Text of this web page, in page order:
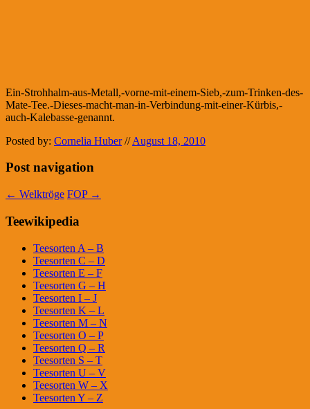
Ein-Strohhalm-aus-Metall,-vorne-mit-einem-Sieb,-zum-Trinken-des-
Mate-Tee.-Dieses-macht-man-in-Verbindung-mit-einer-Kürbis,-
auch-Kalebasse-genannt.
Posted by: Cornelia Huber //August 18, 2010
Post navigation
← Welktröge FOP →
Teewikipedia
Teesorten A – B
Teesorten C – D
Teesorten E – F
Teesorten G – H
Teesorten I – J
Teesorten K – L
Teesorten M – N
Teesorten O – P
Teesorten Q – R
Teesorten S – T
Teesorten U – V
Teesorten W – X
Teesorten Y – Z